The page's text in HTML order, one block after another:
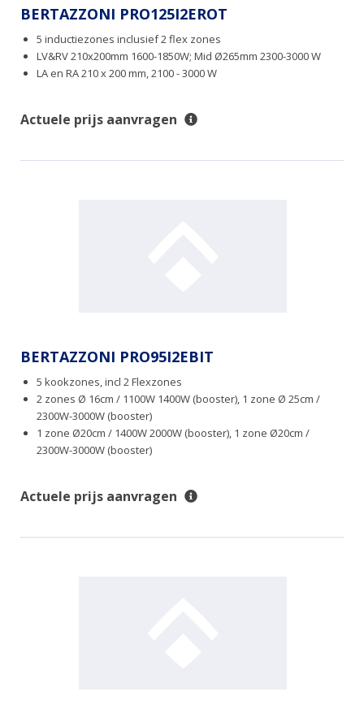
BERTAZZONI PRO125I2EROT
5 inductiezones inclusief 2 flex zones
LV&RV 210x200mm 1600-1850W; Mid Ø265mm 2300-3000 W
LA en RA 210 x 200 mm, 2100 - 3000 W
Actuele prijs aanvragen
BERTAZZONI PRO95I2EBIT
5 kookzones, incl 2 Flexzones
2 zones Ø 16cm / 1100W 1400W (booster), 1 zone Ø 25cm /
2300W-3000W (booster)
1 zone Ø20cm / 1400W 2000W (booster), 1 zone Ø20cm /
2300W-3000W (booster)
Actuele prijs aanvragen